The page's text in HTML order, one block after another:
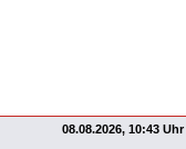
08.08.2026, 10:43 Uhr